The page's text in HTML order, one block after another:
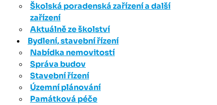
Školská poradenská zařízení a další
zařízení
Aktuálně ze školství
Bydlení, stavební řízení
Nabídka nemovitostí
Správa budov
Stavební řízení
Územní plánování
Památková péče